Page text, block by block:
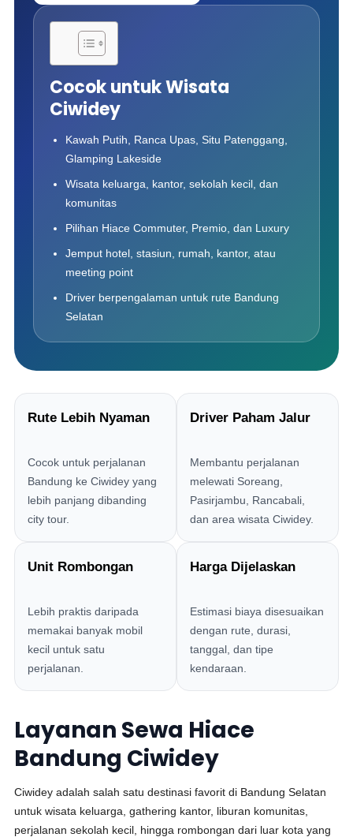
Cocok untuk Wisata
Ciwidey
Kawah Putih, Ranca Upas, Situ Patenggang,
Glamping Lakeside
Wisata keluarga, kantor, sekolah kecil, dan
komunitas
Pilihan Hiace Commuter, Premio, dan Luxury
Jemput hotel, stasiun, rumah, kantor, atau
meeting point
Driver berpengalaman untuk rute Bandung
Selatan
Rute Lebih Nyaman
Cocok untuk perjalanan
Bandung ke Ciwidey yang
lebih panjang dibanding
city tour.
Driver Paham Jalur
Membantu perjalanan
melewati Soreang,
Pasirjambu, Rancabali,
dan area wisata Ciwidey.
Unit Rombongan
Lebih praktis daripada
memakai banyak mobil
kecil untuk satu
perjalanan.
Harga Dijelaskan
Estimasi biaya disesuaikan
dengan rute, durasi,
tanggal, dan tipe
kendaraan.
Layanan Sewa Hiace
Bandung Ciwidey
Ciwidey adalah salah satu destinasi favorit di Bandung Selatan
untuk wisata keluarga, gathering kantor, liburan komunitas,
perjalanan sekolah kecil, hingga rombongan dari luar kota yang